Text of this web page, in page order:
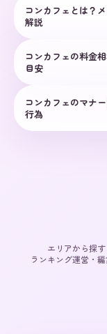
コンカフェとは？
解説
コンカフェの料金
目安
コンカフェのマナ
行為
エリアから探す
ランキング運営・